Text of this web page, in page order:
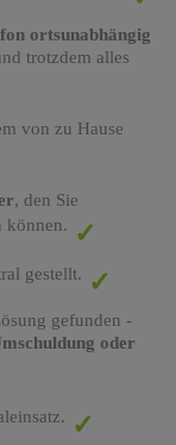
ortsunabhängig
trotzdem alles
von zu Hause
, den Sie
können.
gestellt.
gefunden -
oder